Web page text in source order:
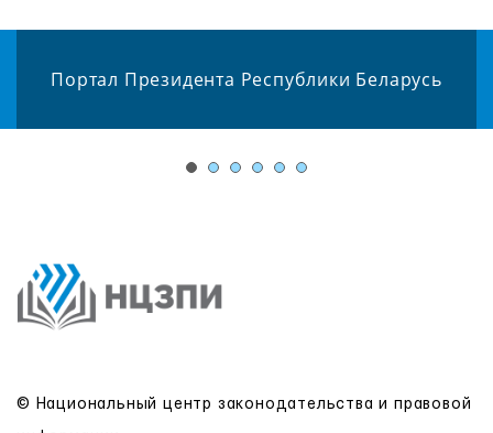
Портал Президента Республики Беларусь
© Национальный центр законодательства и правовой